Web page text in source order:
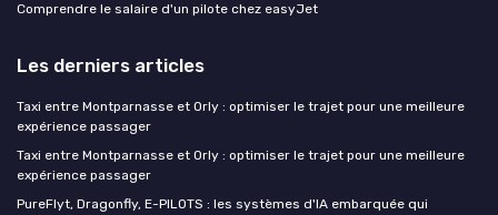
Comprendre le salaire d'un pilote chez easyJet
Les derniers articles
Taxi entre Montparnasse et Orly : optimiser le trajet pour une meilleure
expérience passager
Taxi entre Montparnasse et Orly : optimiser le trajet pour une meilleure
expérience passager
PureFlyt, Dragonfly, E-PILOTS : les systèmes d'IA embarquée qui